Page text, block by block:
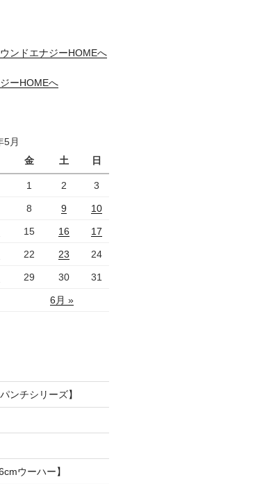
ンドエナジーHOMEへ
ーHOMEへ
5月
金 土 日
6月 »
1 2 3
8 9 10
15 16 17
22 23 24
29 30 31
ンチシリーズ】
ウーハー】